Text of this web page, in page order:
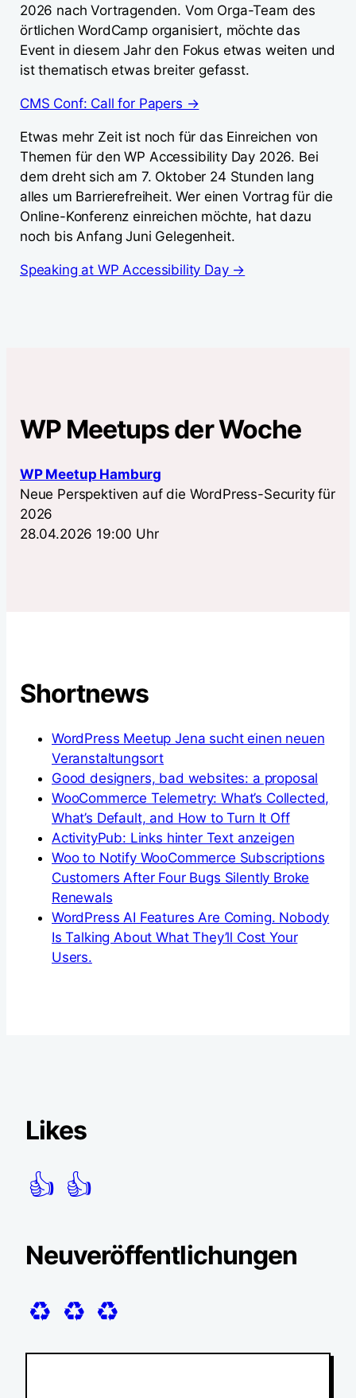
2026 nach Vortragenden. Vom Orga-Team des
örtlichen WordCamp organisiert, möchte das
Event in diesem Jahr den Fokus etwas weiten und
ist thematisch etwas breiter gefasst.
CMS Conf: Call for Papers →
Etwas mehr Zeit ist noch für das Einreichen von
Themen für den WP Accessibility Day 2026. Bei
dem dreht sich am 7. Oktober 24 Stunden lang
alles um Barrierefreiheit. Wer einen Vortrag für die
Online-Konferenz einreichen möchte, hat dazu
noch bis Anfang Juni Gelegenheit.
Speaking at WP Accessibility Day →
WP Meetups der Woche
WP Meetup Hamburg
Neue Perspektiven auf die WordPress-Security für
2026
28.04.2026 19:00 Uhr
Shortnews
WordPress Meetup Jena sucht einen neuen
Veranstaltungsort
Good designers, bad websites: a proposal
WooCommerce Telemetry: What’s Collected,
What’s Default, and How to Turn It Off
ActivityPub: Links hinter Text anzeigen
Woo to Notify WooCommerce Subscriptions
Customers After Four Bugs Silently Broke
Renewals
WordPress AI Features Are Coming. Nobody
Is Talking About What They’ll Cost Your
Users.
Likes
👍 👍
Neuveröffentlichungen
♻️ ♻️ ♻️